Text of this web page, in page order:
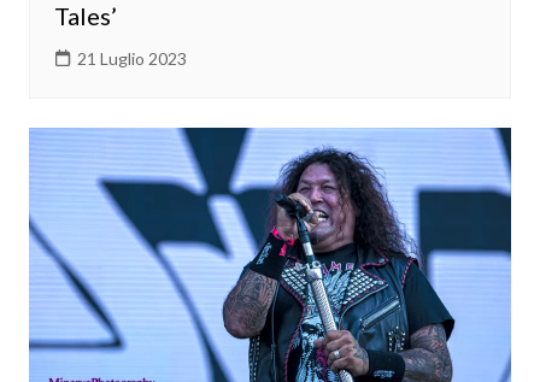
Tales’
21 Luglio 2023